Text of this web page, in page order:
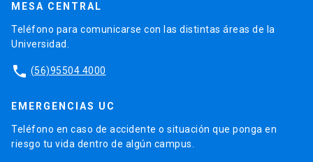
MESA CENTRAL
Teléfono para comunicarse con las distintas áreas de la
Universidad.
phone (56)95504 4000
EMERGENCIAS UC
Teléfono en caso de accidente o situación que ponga en
riesgo tu vida dentro de algún campus.